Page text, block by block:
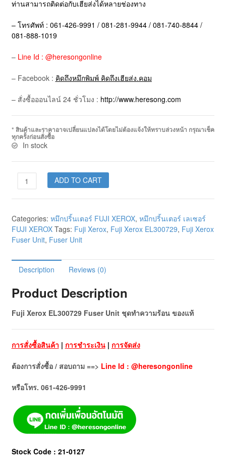
ท่านสามารถติดต่อกับเฮียส่งได้หลายช่องทาง
– โทรศัพท์ : 061-426-9991 / 081-281-9944 / 081-740-8844 /
081-888-1019
– Line Id : @heresongonline
– Facebook : คิดถึงหมึกพิมพ์ คิดถึงเฮียส่ง.คอม
– สั่งซื้อออนไลน์ 24 ชั่วโมง : http://www.heresong.com
* สินค้าและราคาอาจเปลี่ยนแปลงได้โดยไม่ต้องแจ้งให้ทราบล่วงหน้า กรุณาเช็ค
ทุกครั้งก่อนสั่งซื้อ
In stock
ADD TO CART
Categories: หมึกปริ้นเตอร์ FUJI XEROX, หมึกปริ้นเตอร์ เลเซอร์
FUJI XEROX Tags: Fuji Xerox, Fuji Xerox EL300729, Fuji Xerox
Fuser Unit, Fuser Unit
Description Reviews (0)
Product Description
Fuji Xerox EL300729 Fuser Unit ชุดทำความร้อน ของแท้
การสั่งซื้อสินค้า | การชำระเงิน| การจัดส่ง
ต้องการสั่งซื้อ / สอบถาม ==> Line Id : @heresongonline
หรือโทร. 061-426-9991
Stock Code : 21-0127